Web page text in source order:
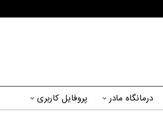
درمانگاه مادر پروفایل کاربری